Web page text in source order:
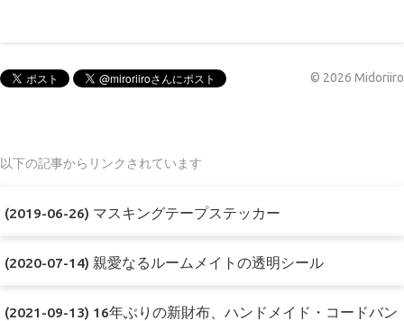
© 2026 Midoriiro
以下の記事からリンクされています
(2019-06-26) マスキングテープステッカー
(2020-07-14) 親愛なるルームメイトの透明シール
(2021-09-13) 16年ぶりの新財布、ハンドメイド・コードバン